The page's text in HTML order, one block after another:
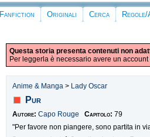
Fanfiction Originali Cerca
Questa storia presenta contenuti non
Per leggerla è necessario avere un
Anime & Manga > Lady Oscar
Pur
Autore: Capo Rouge Capitolo: 79
"Per favore non piangere, sono partita in